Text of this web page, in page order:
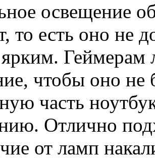
освещение
то есть оно не
Геймерам
чтобы оно не
часть
Отлично
от ламп